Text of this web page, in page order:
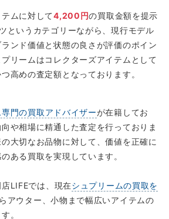
ムに対して4,200円の買取金額を提示
というカテゴリーながら、現行モデル
ンド価値と状態の良さが評価のポイン
リームはコレクターズアイテムとして
高めの査定額となっております。
門の買取アドバイザーが在籍してお
や相場に精通した査定を行っておりま
大切なお品物に対して、価値を正確に
ある買取を実現しています。
LIFEでは、現在シュプリームの買取を
アウター、小物まで幅広いアイテムの
。